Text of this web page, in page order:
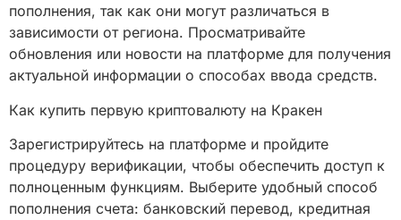
пополнения, так как они могут различаться в
зависимости от региона. Просматривайте
обновления или новости на платформе для получения
актуальной информации о способах ввода средств.
Как купить первую криптовалюту на Кракен
Зарегистрируйтесь на платформе и пройдите
процедуру верификации, чтобы обеспечить доступ к
полноценным функциям. Выберите удобный способ
пополнения счета: банковский перевод, кредитная